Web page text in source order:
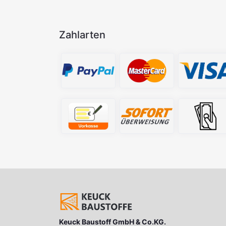
Zahlarten
Keuck Baustoff GmbH & Co.KG.